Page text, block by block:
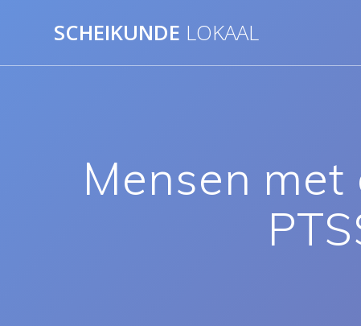
inhoud
SCHEIKUNDE LOKAAL
Mensen